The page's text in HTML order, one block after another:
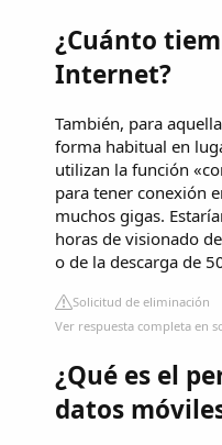
¿Cuánto
Internet?
También, para
forma habitual en
utilizan la función
para tener conexión
muchos gigas.
horas de visionado
o de la descarga de
Solicitud de eliminación
Ver respuesta completa en
¿Qué es el
datos